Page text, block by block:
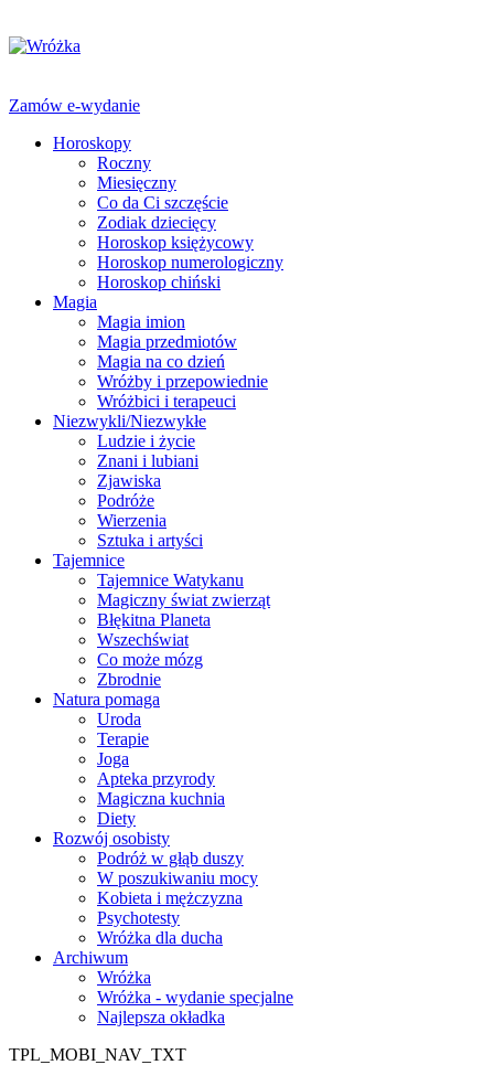
Zamów e-wydanie
Horoskopy
Roczny
Miesięczny
Co da Ci szczęście
Zodiak dziecięcy
Horoskop księżycowy
Horoskop numerologiczny
Horoskop chiński
Magia
Magia imion
Magia przedmiotów
Magia na co dzień
Wróżby i przepowiednie
Wróżbici i terapeuci
Niezwykli/Niezwykłe
Ludzie i życie
Znani i lubiani
Zjawiska
Podróże
Wierzenia
Sztuka i artyści
Tajemnice
Tajemnice Watykanu
Magiczny świat zwierząt
Błękitna Planeta
Wszechświat
Co może mózg
Zbrodnie
Natura pomaga
Uroda
Terapie
Joga
Apteka przyrody
Magiczna kuchnia
Diety
Rozwój osobisty
Podróż w głąb duszy
W poszukiwaniu mocy
Kobieta i mężczyzna
Psychotesty
Wróżka dla ducha
Archiwum
Wróżka
Wróżka - wydanie specjalne
Najlepsza okładka
TPL_MOBI_NAV_TXT